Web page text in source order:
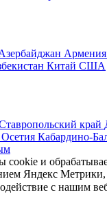
Армения
Китай США
край
Кабардино-
и
Яндекс
с нашим